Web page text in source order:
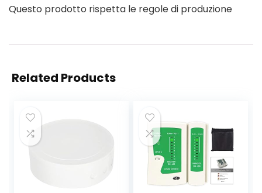
Questo prodotto rispetta le regole di produzione
Related Products